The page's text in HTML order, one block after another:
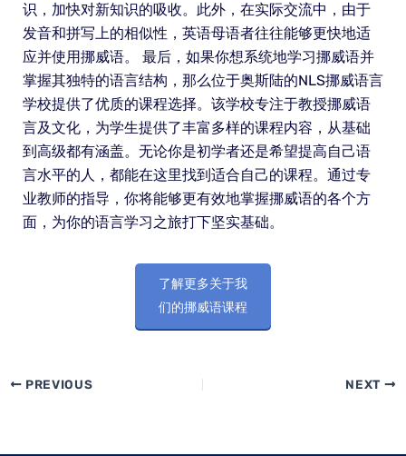
识，加快对新知识的吸收。此外，在实际交流中，由于
发音和拼写上的相似性，英语母语者往往能够更快地适
应并使用挪威语。 最后，如果你想系统地学习挪威语并
掌握其独特的语言结构，那么位于奥斯陆的NLS挪威语言
学校提供了优质的课程选择。该学校专注于教授挪威语
言及文化，为学生提供了丰富多样的课程内容，从基础
到高级都有涵盖。无论你是初学者还是希望提高自己语
言水平的人，都能在这里找到适合自己的课程。通过专
业教师的指导，你将能够更有效地掌握挪威语的各个方
面，为你的语言学习之旅打下坚实基础。
了解更多关于我
们的挪威语课程
PREVIOUS NEXT